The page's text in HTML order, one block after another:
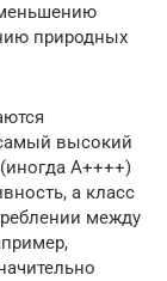
природных
высокий
A++++)
а класс
между